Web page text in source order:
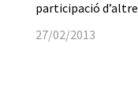
participació
27/02/2013